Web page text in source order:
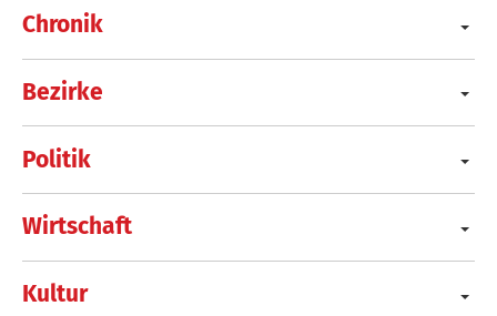
Chronik
Bezirke
Politik
Wirtschaft
Kultur